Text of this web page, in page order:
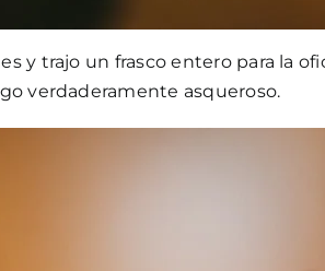
y trajo un frasco entero para la
verdaderamente asqueroso.